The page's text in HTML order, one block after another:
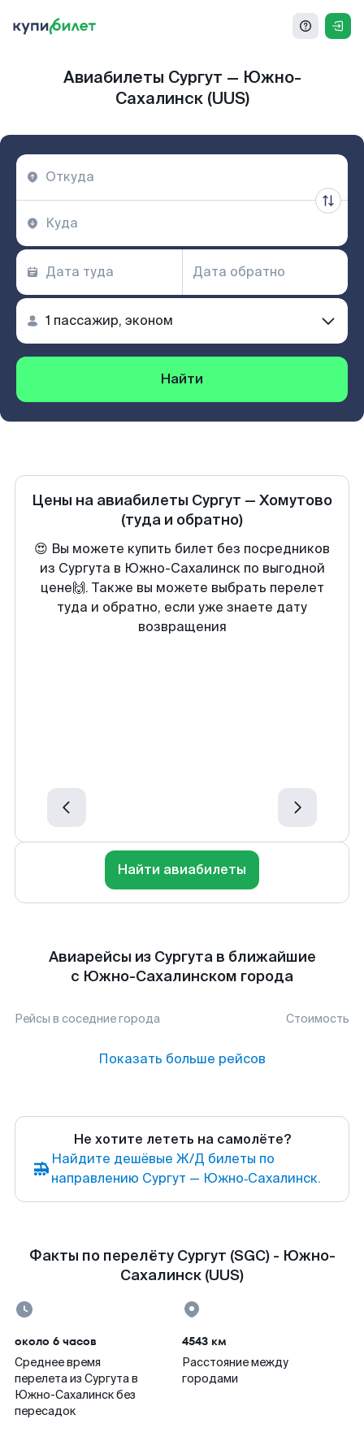
Авиабилеты Сургут — Южно-
Сахалинск (UUS)
Найти
Цены на авиабилеты Сургут — Хомутово
(туда и обратно)
😍 Вы можете купить билет без посредников
из Сургута в Южно-Сахалинск по выгодной
цене🙌. Также вы можете выбрать перелет
туда и обратно, если уже знаете дату
возвращения
Найти авиабилеты
Авиарейсы из Сургута в ближайшие
с Южно-Сахалинском города
Рейсы в соседние города Стоимость
Показать больше рейсов
Не хотите лететь на самолёте?
Найдите дешёвые Ж/Д билеты по
направлению Сургут — Южно‑Сахалинск.
Факты по перелёту Сургут (SGC) - Южно-
Сахалинск (UUS)
около 6 часов
Среднее время
перелета из Сургута в
Южно-Сахалинск без
пересадок
4543 км
Расстояние между
городами